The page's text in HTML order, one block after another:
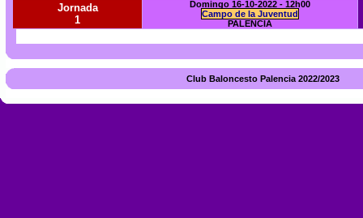
Jornada
1
Domingo 16-10-2022 - 12h00
Campo de la Juventud
PALENCIA
Club Baloncesto Palencia 2022/